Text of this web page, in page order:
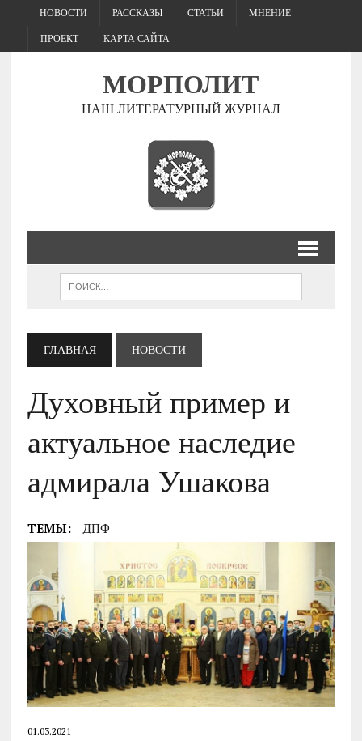
НОВОСТИ РАССКАЗЫ СТАТЬИ МНЕНИЕ
ПРОЕКТ КАРТА САЙТА
МОРПОЛИТ
НАШ ЛИТЕРАТУРНЫЙ ЖУРНАЛ
ГЛАВНАЯ НОВОСТИ
Духовный пример и
актуальное наследие
адмирала Ушакова
ТЕМЫ: ДПФ
01.03.2021